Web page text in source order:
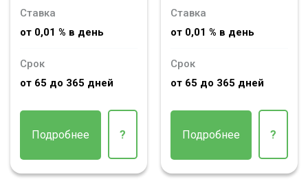
Ставка
от 0,01 % в день
Срок
от 65 до 365 дней
Подробнее ?
Ставка
от 0,01 % в день
Срок
от 65 до 365 дней
Подробнее ?